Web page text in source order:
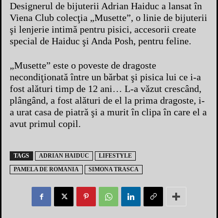
Designerul de bijuterii Adrian Haiduc a lansat în
Viena Club colecţia „Musette”, o linie de bijuterii
şi lenjerie intimă pentru pisici, accesorii create
special de Haiduc şi Anda Posh, pentru feline.
„Musette” este o poveste de dragoste
necondiţionată între un bărbat şi pisica lui ce i-a
fost alături timp de 12 ani… L-a văzut crescând,
plângând, a fost alături de el la prima dragoste, i-
a urat casa de piatră şi a murit în clipa în care el a
avut primul copil.
TAGS ADRIAN HAIDUC
LIFESTYLE
PAMELA DE ROMANIA
SIMONA TRASCA